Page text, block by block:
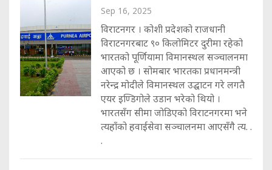
Sep 16, 2025
विराटनगर । कोशी प्रदेशको राजधानी
विराटनगरबाट ९० किलोमिटर दुरीमा रहेको
भारतको पूर्णियामा विमानस्थल सञ्चालनमा
आएको छ । सोमबार भारतका प्रधानमन्त्री
नरेन्द्र मोदीले विमानस्थल उद्घाटन गरे लगतै
एयर इण्डिगोले उडान भरेको थियो ।
भारतसँग सीमा जोडिएको विराटनगरमा भने
त्यहाँको हवाईसेवा सञ्चालनमा आएसँगै त्य. .
.